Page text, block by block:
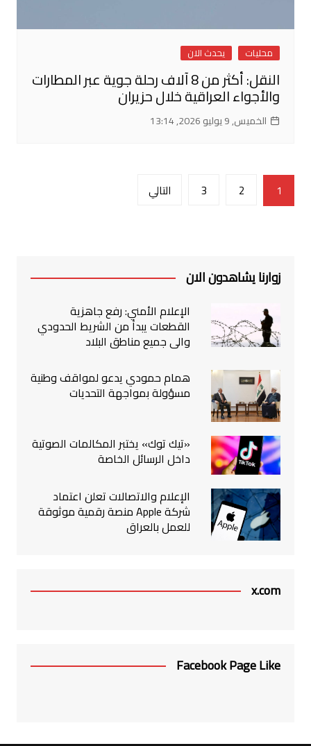
محليات يحدث الان
النقل: أكثر من 8 آلاف رحلة جوية عبر المطارات
والأجواء العراقية خلال حزيران
الخميس, 9 يوليو 2026, 13:14
تصفّح
المقالات
1
2
3 التالي
زوارنا يشاهدون الان
الإعلام الأمني: رفع جاهزية
القطعات يبدأ من الشريط الحدودي
والى جميع مناطق البلاد
همام حمودي يدعو لمواقف وطنية
مسؤولة بمواجهة التحديات
«تيك توك» يختبر المكالمات الصوتية
داخل الرسائل الخاصة
الإعلام والاتصالات تعلن اعتماد
شركة Apple منصة رقمية موثوقة
للعمل بالعراق
x.com
Facebook Page Like